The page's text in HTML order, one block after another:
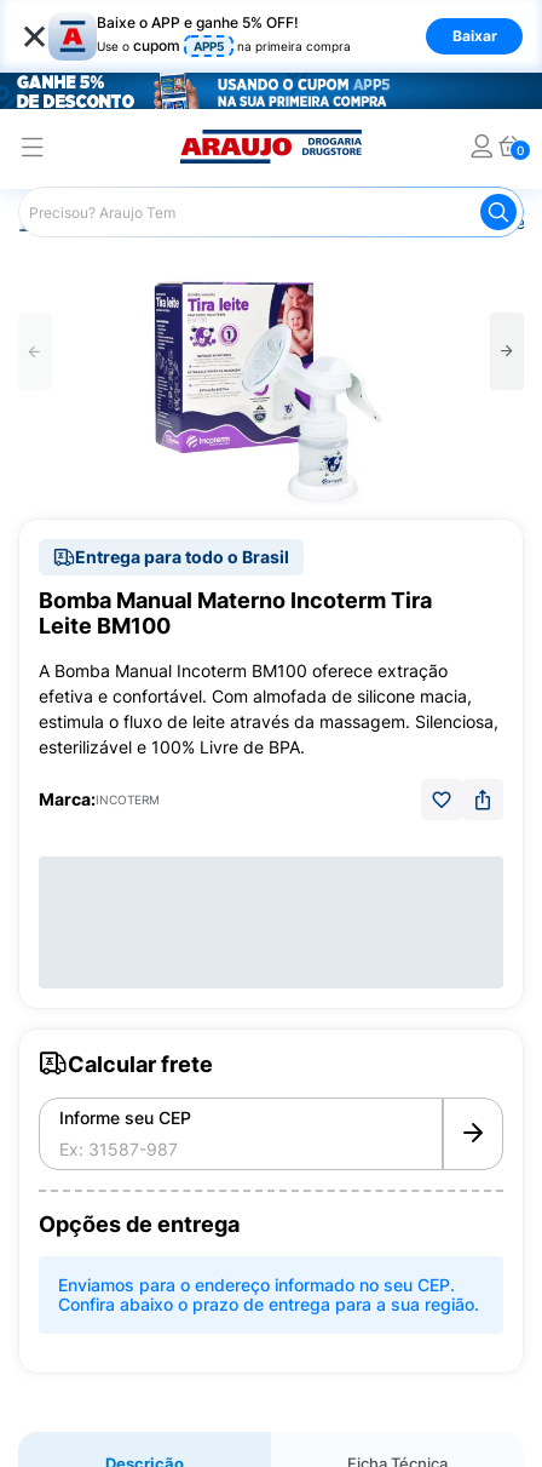
× Baixe o APP e ganhe 5% OFF!
Use o cupom APP5 na primeira compra
Baixar
0
Araujo Infantil Bombinha de Tirar
Entrega para todo o Brasil
Bomba Manual Materno Incoterm Tira
Leite BM100
A Bomba Manual Incoterm BM100 oferece extração
efetiva e confortável. Com almofada de silicone macia,
estimula o fluxo de leite através da massagem. Silenciosa,
esterilizável e 100% Livre de BPA.
Marca:INCOTERM
Calcular frete
Informe seu CEP
Opções de entrega
Enviamos para o endereço informado no seu CEP.
Confira abaixo o prazo de entrega para a sua região.